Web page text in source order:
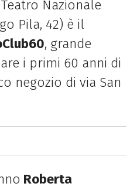
Nazionale
Pila, 42) è il
, grande
i primi 60 anni di
negozio di via San
Roberta